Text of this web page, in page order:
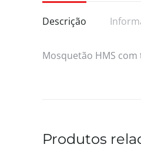
Descrição
Mosquetão HMS
Produtos